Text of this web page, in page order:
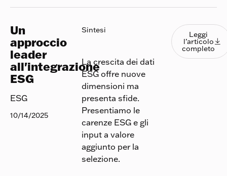
Un
approccio
leader
all'integrazione
ESG
ESG
10/14/2025
Sintesi
La crescita dei dati
ESG offre nuove
dimensioni ma
presenta sfide.
Presentiamo le
carenze ESG e gli
input a valore
aggiunto per la
selezione.
Leggi
Leggi
l’articolo
completo
